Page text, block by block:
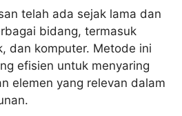
telah ada sejak lama dan
bidang, termasuk
dan komputer. Metode ini
efisien untuk menyaring
elemen yang relevan dalam